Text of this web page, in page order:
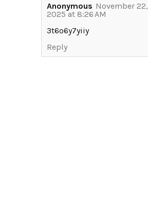
Anonymous November 22,
2025 at 8:26 AM
3t6o6y7yiiy
Reply